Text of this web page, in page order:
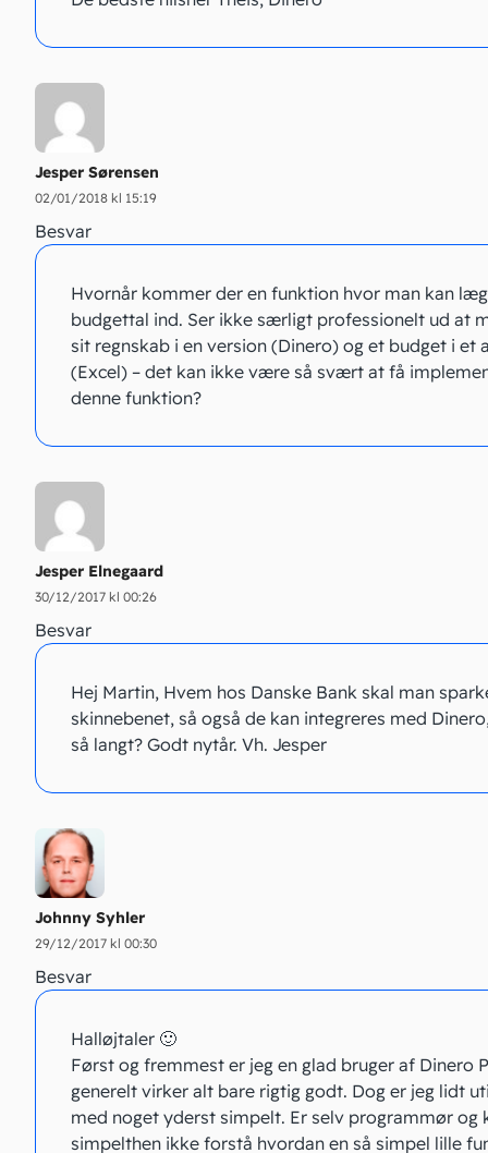
Jesper Sørensen
02/01/2018 kl 15:19
Besvar
Hvornår kommer der en funktion hvor man kan
budgettal ind. Ser ikke særligt professionelt ud at
sit regnskab i en version (Dinero) og et budget i et
(Excel) – det kan ikke være så svært at få
denne funktion?
Jesper Elnegaard
30/12/2017 kl 00:26
Besvar
Hej Martin, Hvem hos Danske Bank skal man
skinnebenet, så også de kan integreres med
så langt? Godt nytår. Vh. Jesper
Johnny Syhler
29/12/2017 kl 00:30
Besvar
Halløjtaler 🙂
Først og fremmest er jeg en glad bruger af Dinero
generelt virker alt bare rigtig godt. Dog er jeg lidt
med noget yderst simpelt. Er selv programmør og
simpelthen ikke forstå hvordan en så simpel lille